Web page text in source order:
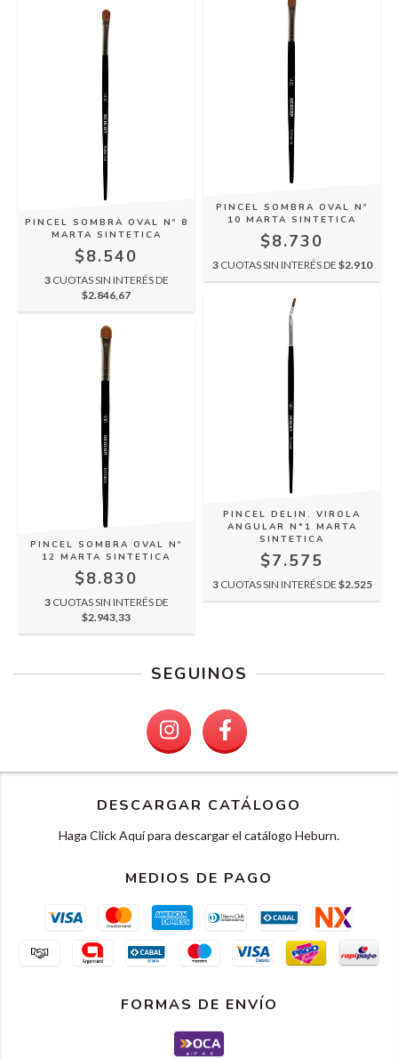
PINCEL SOMBRA OVAL Nº 8
MARTA SINTETICA
$8.540
3 CUOTAS SIN INTERÉS DE
$2.846,67
PINCEL SOMBRA OVAL Nº
10 MARTA SINTETICA
$8.730
3 CUOTAS SIN INTERÉS DE $2.910
PINCEL SOMBRA OVAL Nº
12 MARTA SINTETICA
$8.830
3 CUOTAS SIN INTERÉS DE
$2.943,33
PINCEL DELIN. VIROLA
ANGULAR N°1 MARTA
SINTETICA
$7.575
3 CUOTAS SIN INTERÉS DE $2.525
SEGUINOS
DESCARGAR CATÁLOGO
Haga Click Aquí para descargar el catálogo Heburn.
MEDIOS DE PAGO
FORMAS DE ENVÍO